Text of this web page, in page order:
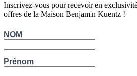
Inscrivez-vous pour recevoir en
offres de la Maison Benjamin Kuentz !
NOM
Prénom